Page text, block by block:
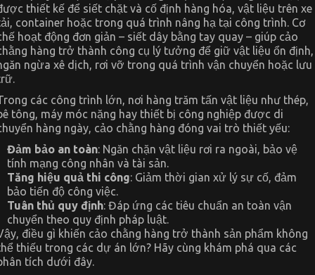
thiết kế để siết chặt và cố định hàng hóa, vật liệu trên xe
container hoặc trong quá trình nâng hạ tại công trình. Cơ
hoạt động đơn giản – siết dây bằng tay quay – giúp cảo
hàng trở thành công cụ lý tưởng để giữ vật liệu ổn định,
ngừa xê dịch, rơi vỡ trong quá trình vận chuyển hoặc lưu
các công trình lớn, nơi hàng trăm tấn vật liệu như thép,
tông, máy móc nặng hay thiết bị công nghiệp được di
hàng ngày, cảo chằng hàng đóng vai trò thiết yếu:
Đảm bảo an toàn: Ngăn chặn vật liệu rơi ra ngoài, bảo vệ
tính mạng công nhân và tài sản.
Tăng hiệu quả thi công: Giảm thời gian xử lý sự cố, đảm
bảo tiến độ công việc.
Tuân thủ quy định: Đáp ứng các tiêu chuẩn an toàn vận
chuyển theo quy định pháp luật.
điều gì khiến cảo chằng hàng trở thành sản phẩm không
thiếu trong các dự án lớn? Hãy cùng khám phá qua các
tích dưới đây.